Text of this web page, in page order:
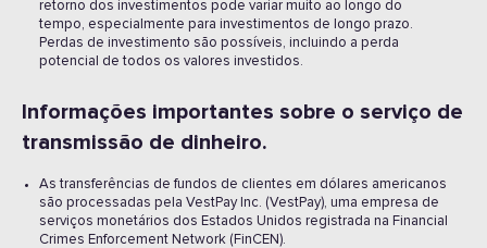
retorno dos investimentos pode variar muito ao longo do
tempo, especialmente para investimentos de longo prazo.
Perdas de investimento são possíveis, incluindo a perda
potencial de todos os valores investidos.
Informações importantes sobre o serviço de
transmissão de dinheiro.
As transferências de fundos de clientes em dólares americanos
são processadas pela VestPay Inc. (VestPay), uma empresa de
serviços monetários dos Estados Unidos registrada na Financial
Crimes Enforcement Network (FinCEN).